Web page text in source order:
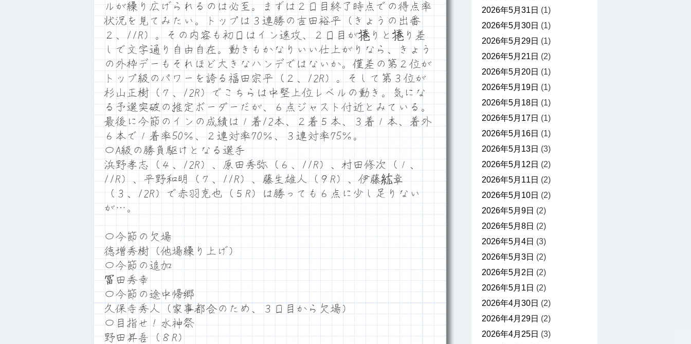
ルが繰り広げられるのは必至。まずは２日目終了時点での得点率
状況を見てみたい。トップは３連勝の吉田裕平（きょうの出番
２、11R）。その内容も初日はイン速攻、２日目が捲りと捲り差
しで文字通り自由自在。動きもかなりいい仕上がりなら、きょう
の外枠デーもそれほど大きなハンデではないか。僅差の第２位が
トップ級のパワーを誇る福田宗平（２、12R）。そして第３位が
杉山正樹（７、12R）でこちらは中堅上位レベルの動き。気にな
る予選突破の推定ボーダーだが、６点ジャスト付近とみている。
最後に今節のインの成績は１着12本、２着５本、３着１本、着外
６本で１着率50％、２連対率70％、３連対率75％。
〇A級の勝負駆けとなる選手
浜野孝志（４、12R）、原田秀弥（６、11R）、村田修次（１、
11R）、平野和明（７、11R）、藤生雄人（９R）、伊藤紘章
（３、12R）で赤羽克也（５R）は勝っても６点に少し足りない
が…。
〇今節の欠場
徳増秀樹（他場繰り上げ）
〇今節の追加
冨田秀幸
〇今節の途中帰郷
久保寺秀人（家事都合のため、３日目から欠場）
〇目指せ！水神祭
野田昇吾（８R）
2026年5月31日 (1)
2026年5月30日 (1)
2026年5月29日 (1)
2026年5月21日 (2)
2026年5月20日 (1)
2026年5月19日 (1)
2026年5月18日 (1)
2026年5月17日 (1)
2026年5月16日 (1)
2026年5月13日 (3)
2026年5月12日 (2)
2026年5月11日 (2)
2026年5月10日 (2)
2026年5月9日 (2)
2026年5月8日 (2)
2026年5月4日 (3)
2026年5月3日 (2)
2026年5月2日 (2)
2026年5月1日 (2)
2026年4月30日 (2)
2026年4月29日 (2)
2026年4月25日 (3)